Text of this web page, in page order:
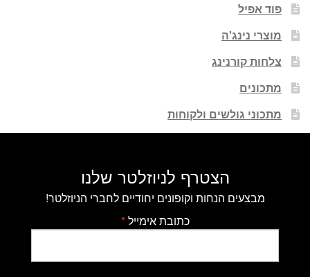
פוד אפיל
מוצרי נינג'ה
צלחות קורנינג
מתכונים
מתכוני גולשים ולקוחות
הצטרף לניוזלטר שלנו
מבצעים הנחות וקופונים יחודיים לחברי הניוזלטר!
כתובת אימייל*